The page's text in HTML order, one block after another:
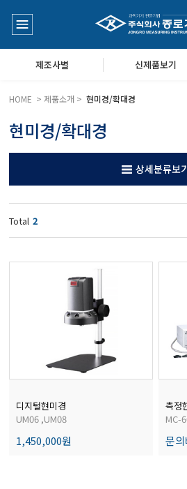
질측정기
기공기질/미세먼지/가스/소음/진동측정기
속풍량계/온도계/온습도계/기압계
도/농도/염도/당산도/굴절계/편광계/커피농도계
자저울/점도계/핀홀탐지기
이크로피펫
분계/회전계/도막두께/초음파두께측정기
제조사별 신제품보기
HOME > 제품소개 >현미경/확대경
현미경/확대경
상세분류보
Total 2
디지털현미경
UM06 ,UM08
1,450,000원
측정
MC-
문